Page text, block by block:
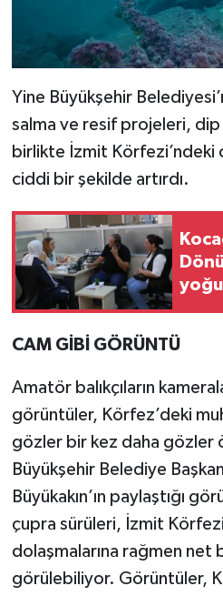
Yine Büyükşehir
salma ve resif projeleri,
birlikte İzmit Körfezi’ndeki
ciddi bir şekilde artırdı.
CAM GİBİ GÖRÜNTÜ
Amatör balıkçıların
görüntüler, Körfez’deki
gözler bir kez daha gözler
Büyükşehir Belediye
Büyükakın’ın paylaştığı
çupra sürüleri, İzmit
dolaşmalarına rağmen net
görülebiliyor. Görüntüler,